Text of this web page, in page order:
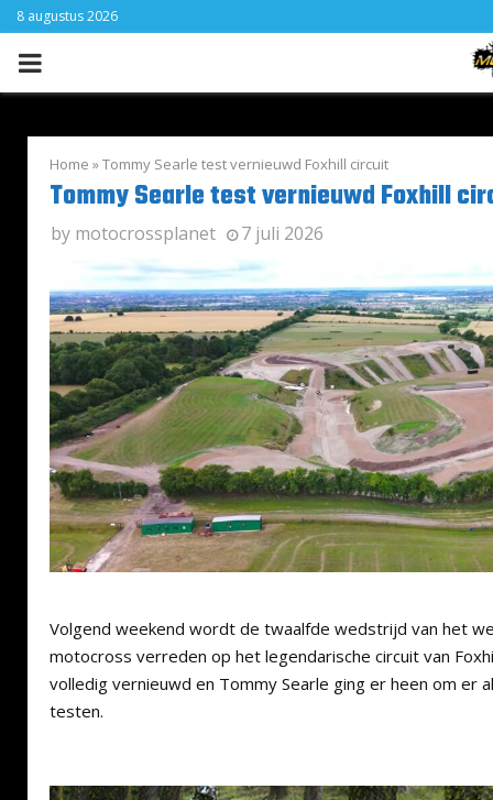
8 augustus 2026
PRIMARY
Home »Tommy Searle test vernieuwd Foxhill circuit
Tommy Searle test vernieuwd Foxhill
by motocrossplanet 7 juli 2026
Volgend weekend wordt de twaalfde wedstrijd van het
motocross verreden op het legendarische circuit van
volledig vernieuwd en Tommy Searle ging er heen om er
testen.